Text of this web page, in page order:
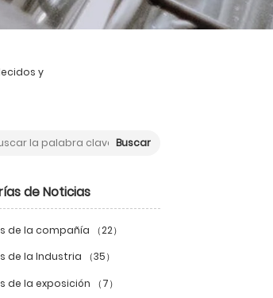
y
Buscar
de Noticias
de la compañía （22）
de la Industria （35）
de la exposición （7）